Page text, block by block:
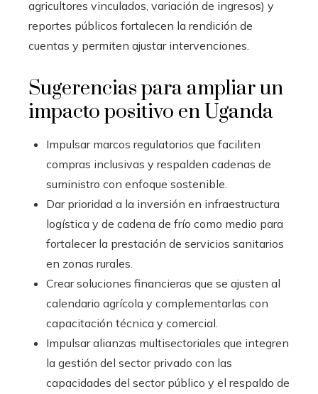
agricultores vinculados, variación de ingresos) y
reportes públicos fortalecen la rendición de
cuentas y permiten ajustar intervenciones.
Sugerencias para ampliar un
impacto positivo en Uganda
Impulsar marcos regulatorios que faciliten
compras inclusivas y respalden cadenas de
suministro con enfoque sostenible.
Dar prioridad a la inversión en infraestructura
logística y de cadena de frío como medio para
fortalecer la prestación de servicios sanitarios
en zonas rurales.
Crear soluciones financieras que se ajusten al
calendario agrícola y complementarlas con
capacitación técnica y comercial.
Impulsar alianzas multisectoriales que integren
la gestión del sector privado con las
capacidades del sector público y el respaldo de